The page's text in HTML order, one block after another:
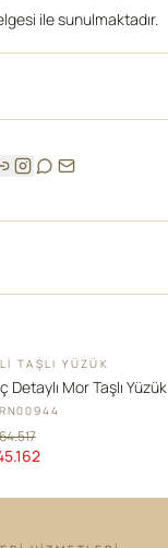
ile sunulmaktadır.
TAŞLI YÜZÜK
Detaylı Mor Taşlı Yüzük